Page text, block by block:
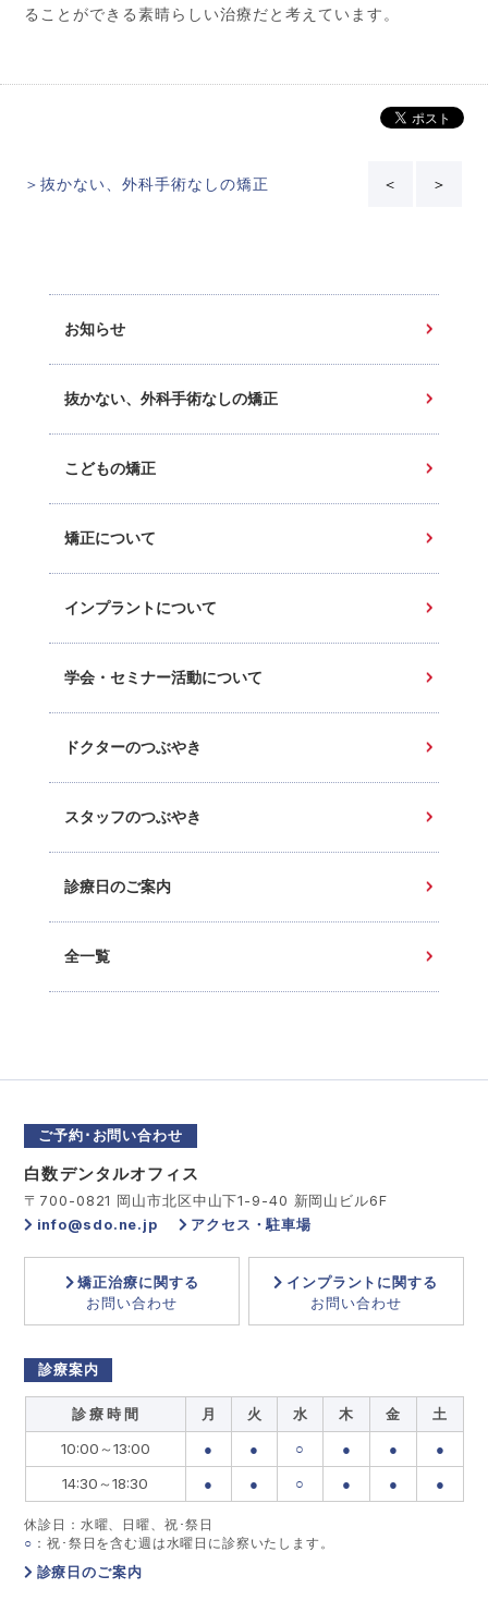
ることができる素晴らしい治療だと考えています。
＞抜かない、外科手術なしの矯正 ＜ ＞
お知らせ
抜かない、外科手術なしの矯正
こどもの矯正
矯正について
インプラントについて
学会・セミナー活動について
ドクターのつぶやき
スタッフのつぶやき
診療日のご案内
全一覧
ご予約･お問い合わせ
白数デンタルオフィス
〒700-0821 岡山市北区中山下1-9-40 新岡山ビル6F
info@sdo.ne.jp
アクセス・駐車場
矯正治療に関する
お問い合わせ
インプラントに関する
お問い合わせ
診療案内
診 療 時 間 月 火 水 木 金
土
10:00～13:00
● ● ○ ● ●
●
14:30～18:30
● ● ○ ● ● ●
休診日：水曜、日曜、祝･祭日
○ ：祝･祭日を含む週は水曜日に診察いたします。
診療日のご案内